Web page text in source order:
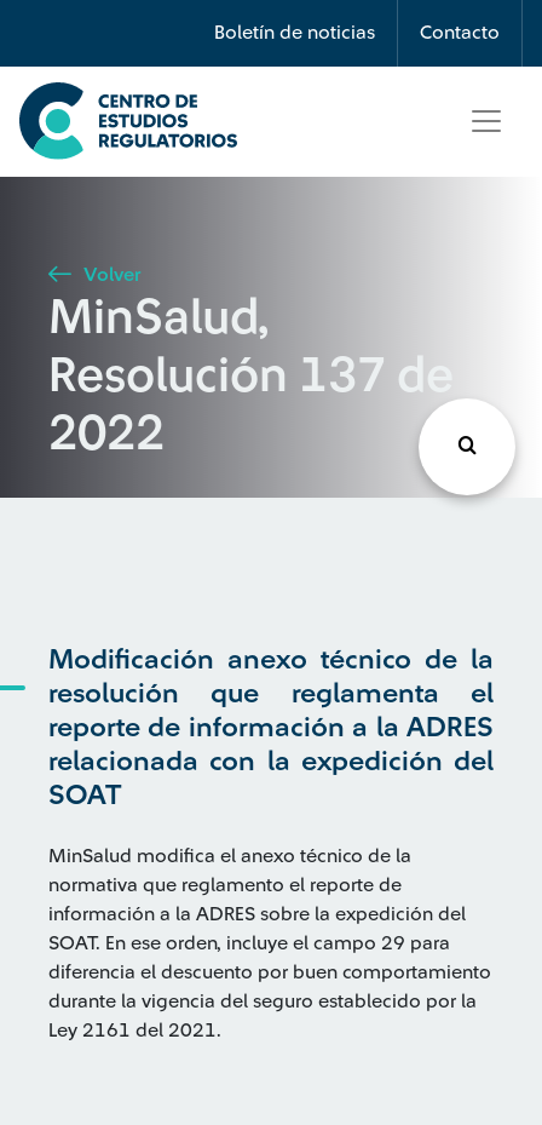
Boletín de noticias Contacto
Búsqueda
Seleccione país
Buscar
Volver
MinSalud,
Resolución 137 de
2022
Modificación anexo técnico de la
resolución que reglamenta el
reporte de información a la ADRES
relacionada con la expedición del
SOAT
MinSalud modifica el anexo técnico de la
normativa que reglamento el reporte de
información a la ADRES sobre la expedición del
SOAT. En ese orden, incluye el campo 29 para
diferencia el descuento por buen comportamiento
durante la vigencia del seguro establecido por la
Ley 2161 del 2021.